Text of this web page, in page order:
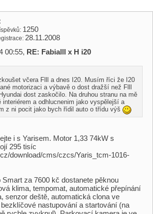
1250
28.11.2008
00:55, RE: Fabialll x H i20
včera Flll a dnes I20. Musím říci že I20
motorizaci a výbavě o dost dražší než Flll
dost zaskočilo. Na druhou stranu na mě
interiérem a odhlucnenim jako vyspělejší a
z ni pocit jako bych řídil auto o třídu výš
i s Yarisem. Motor 1,33 74kW s
295 tisíc
download/cms/czcs/Yaris_tcm-1016-
za 7600 kč dostanete pěknou
klima, tempomat, automatické přepínání
senzor deště, automatická clona ve
nastupování a startování (na